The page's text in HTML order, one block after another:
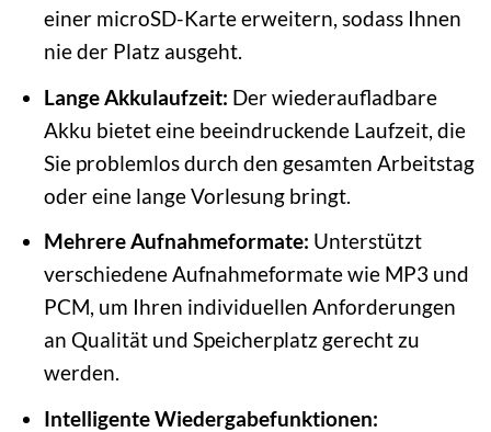
einer microSD-Karte erweitern, sodass Ihnen
nie der Platz ausgeht.
Lange Akkulaufzeit: Der wiederaufladbare
Akku bietet eine beeindruckende Laufzeit, die
Sie problemlos durch den gesamten Arbeitstag
oder eine lange Vorlesung bringt.
Mehrere Aufnahmeformate: Unterstützt
verschiedene Aufnahmeformate wie MP3 und
PCM, um Ihren individuellen Anforderungen
an Qualität und Speicherplatz gerecht zu
werden.
Intelligente Wiedergabefunktionen: